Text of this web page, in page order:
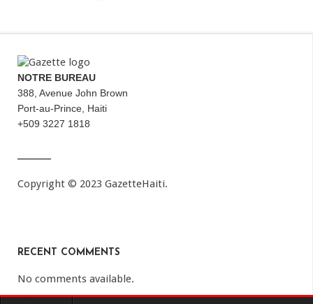
NOTRE BUREAU
388, Avenue John Brown
Port-au-Prince, Haiti
+509 3227 1818
Copyright © 2023 GazetteHaiti.
RECENT COMMENTS
No comments available.